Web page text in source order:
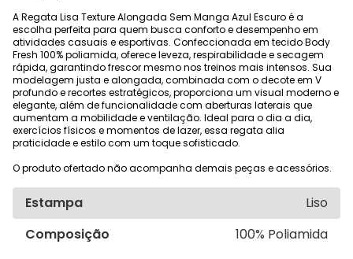
A Regata Lisa Texture Alongada Sem Manga Azul Escuro é a
escolha perfeita para quem busca conforto e desempenho em
atividades casuais e esportivas. Confeccionada em tecido Body
Fresh 100% poliamida, oferece leveza, respirabilidade e secagem
rápida, garantindo frescor mesmo nos treinos mais intensos. Sua
modelagem justa e alongada, combinada com o decote em V
profundo e recortes estratégicos, proporciona um visual moderno e
elegante, além de funcionalidade com aberturas laterais que
aumentam a mobilidade e ventilação. Ideal para o dia a dia,
exercícios físicos e momentos de lazer, essa regata alia
praticidade e estilo com um toque sofisticado.
O produto ofertado não acompanha demais peças e acessórios.
Estampa
Liso
Composição
100% Poliamida